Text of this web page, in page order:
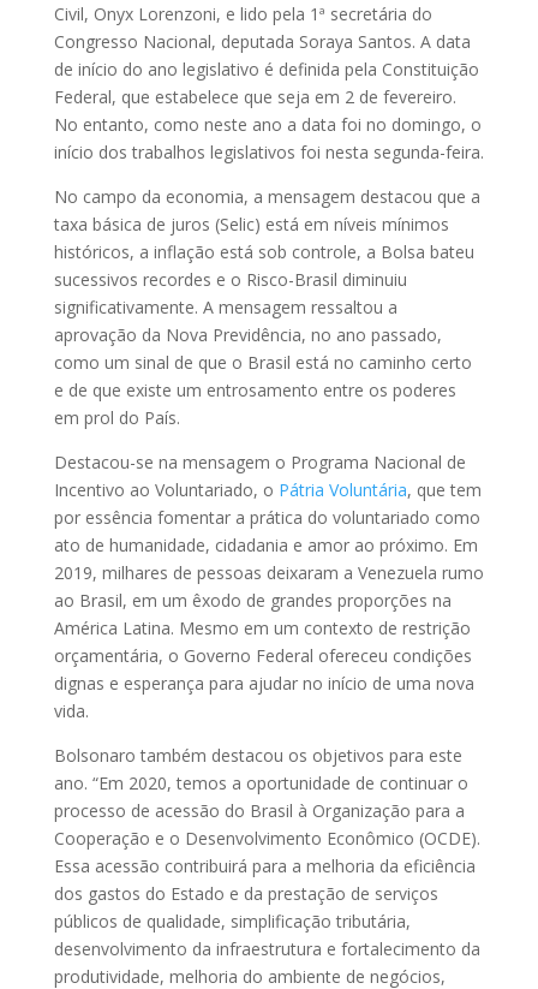
Civil, Onyx Lorenzoni, e lido pela 1ª secretária do
Congresso Nacional, deputada Soraya Santos. A data
de início do ano legislativo é definida pela Constituição
Federal, que estabelece que seja em 2 de fevereiro.
No entanto, como neste ano a data foi no domingo, o
início dos trabalhos legislativos foi nesta segunda-feira.
No campo da economia, a mensagem destacou que a
taxa básica de juros (Selic) está em níveis mínimos
históricos, a inflação está sob controle, a Bolsa bateu
sucessivos recordes e o Risco-Brasil diminuiu
significativamente. A mensagem ressaltou a
aprovação da Nova Previdência, no ano passado,
como um sinal de que o Brasil está no caminho certo
e de que existe um entrosamento entre os poderes
em prol do País.
Destacou-se na mensagem o Programa Nacional de
Incentivo ao Voluntariado, o Pátria Voluntária, que tem
por essência fomentar a prática do voluntariado como
ato de humanidade, cidadania e amor ao próximo. Em
2019, milhares de pessoas deixaram a Venezuela rumo
ao Brasil, em um êxodo de grandes proporções na
América Latina. Mesmo em um contexto de restrição
orçamentária, o Governo Federal ofereceu condições
dignas e esperança para ajudar no início de uma nova
vida.
Bolsonaro também destacou os objetivos para este
ano. “Em 2020, temos a oportunidade de continuar o
processo de acessão do Brasil à Organização para a
Cooperação e o Desenvolvimento Econômico (OCDE).
Essa acessão contribuirá para a melhoria da eficiência
dos gastos do Estado e da prestação de serviços
públicos de qualidade, simplificação tributária,
desenvolvimento da infraestrutura e fortalecimento da
produtividade, melhoria do ambiente de negócios,